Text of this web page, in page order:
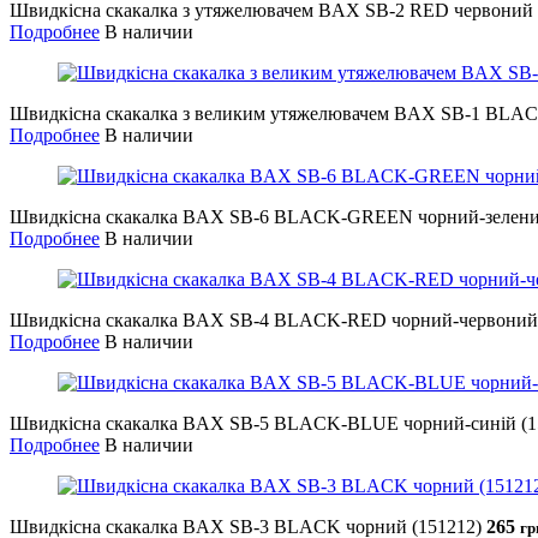
Швидкісна скакалка з утяжелювачем BAX SB-2 RED червоний
Подробнее В наличии
Швидкісна скакалка з великим утяжелювачем BAX SB-1
Подробнее В наличии
Швидкісна скакалка BAX SB-6 BLACK-GREEN чорний-
Подробнее В наличии
Швидкісна скакалка BAX SB-4 BLACK-RED чорний-
Подробнее В наличии
Швидкісна скакалка BAX SB-5 BLACK-BLUE чорний-синій
Подробнее В наличии
Швидкісна скакалка BAX SB-3 BLACK чорний (151212) 265